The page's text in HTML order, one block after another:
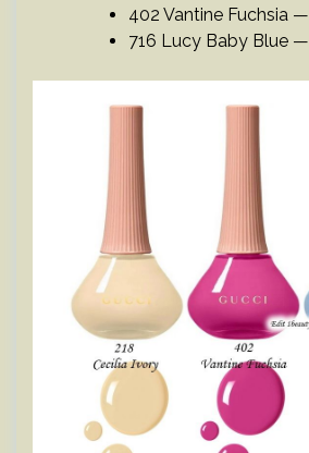
402 Vantine Fuchsia
716 Lucy Baby Blue